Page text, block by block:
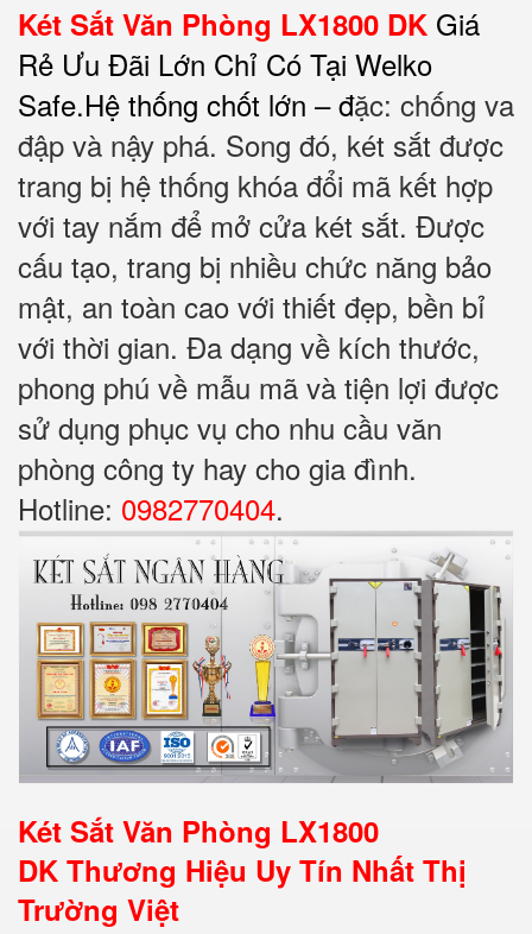
Két Sắt Văn Phòng LX1800 DK Giá
Rẻ Ưu Đãi Lớn Chỉ Có Tại Welko
Safe.Hệ thống chốt lớn – đặc: chống va
đập và nậy phá. Song đó, két sắt được
trang bị hệ thống khóa đổi mã kết hợp
với tay nắm để mở cửa két sắt. Được
cấu tạo, trang bị nhiều chức năng bảo
mật, an toàn cao với thiết đẹp, bền bỉ
với thời gian. Đa dạng về kích thước,
phong phú về mẫu mã và tiện lợi được
sử dụng phục vụ cho nhu cầu văn
phòng công ty hay cho gia đình.
Hotline: 0982770404.
Két Sắt Văn Phòng LX1800
DK Thương Hiệu Uy Tín Nhất Thị
Trường Việt